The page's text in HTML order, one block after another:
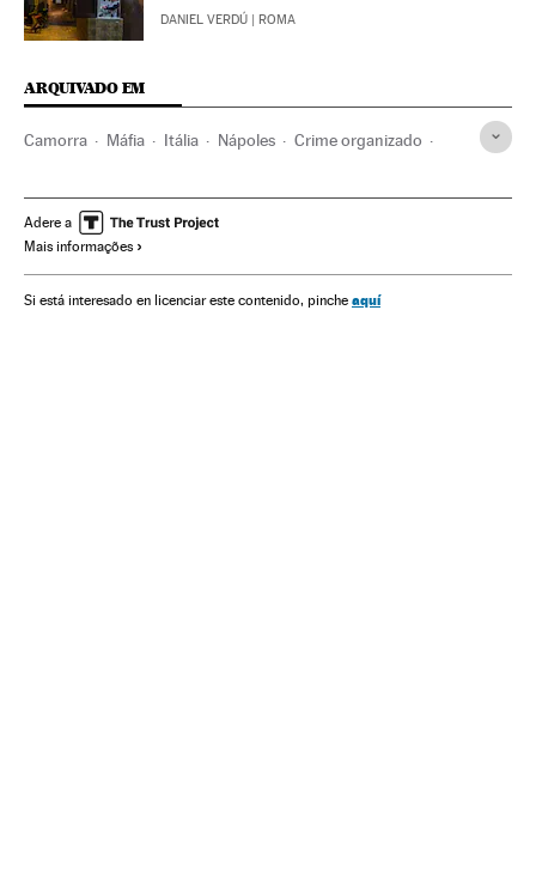
DANIEL VERDÚ | ROMA
ARQUIVADO EM
Camorra Máfia Itália Nápoles Crime organizado
Delinquência juvenil
Adere a
Mais informações
Si está interesado en licenciar este contenido, pinche aquí